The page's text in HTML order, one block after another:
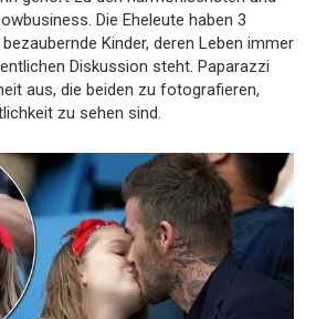
Die Eheleute haben 3
Kinder, deren Leben immer
Diskussion steht. Paparazzi
aus, die beiden zu fotografieren,
zu sehen sind.